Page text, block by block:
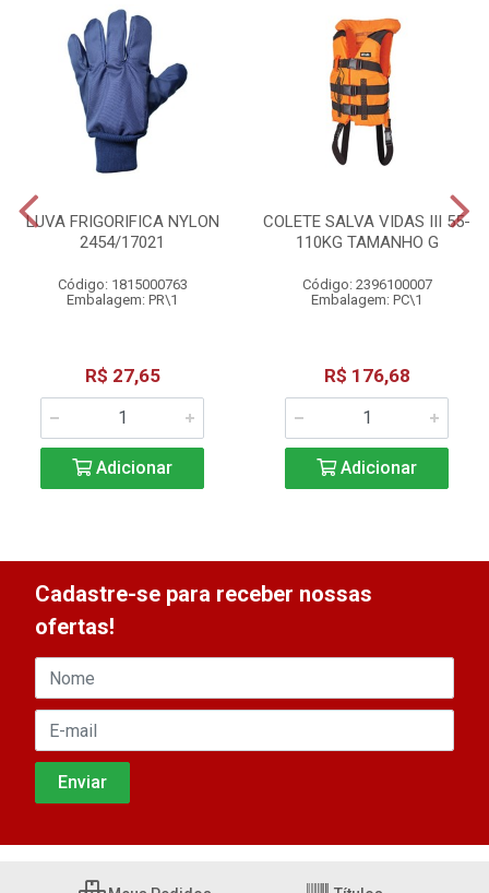
LUVA FRIGORIFICA NYLON
2454/17021
Código: 1815000763
Embalagem: PR\1
R$ 27,65
Adicionar
COLETE SALVA VIDAS III 55-
110KG TAMANHO G
Código: 2396100007
Embalagem: PC\1
R$ 176,68
Adicionar
Cadastre-se para receber nossas
ofertas!